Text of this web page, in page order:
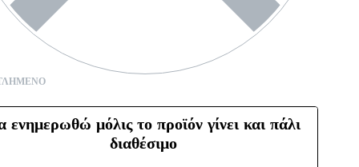
ενημερωθώ μόλις το προϊόν γίνει και πάλι
διαθέσιμο